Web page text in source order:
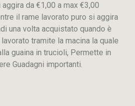
da €1,00 a max €3,00
il rame lavorato puro si aggira
una volta acquistato quando è
tramite la macina la quale
guaina in trucioli, Permette in
Guadagni importanti.